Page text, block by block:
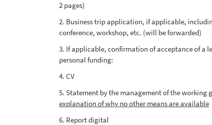
2 pages)
2. Business trip application, if applicable,
conference, workshop, etc. (will be forwarded)
3. If applicable, confirmation of acceptance of a
personal funding:
4. CV
5. Statement by the management of the working
explanation of why no other means are available
6. Report digital